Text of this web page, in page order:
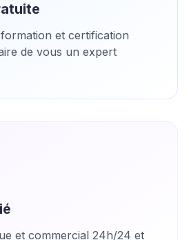
et certification
de vous un expert
et commercial 24h/24 et